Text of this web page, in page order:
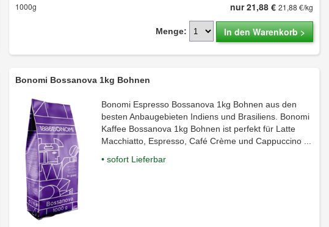
1000g nur 21,88 € 21,88 €/kg
Menge: In den Warenkorb >
Bonomi Bossanova 1kg Bohnen
Bonomi Espresso Bossanova 1kg Bohnen aus den
besten Anbaugebieten Indiens und Brasiliens. Bonomi
Kaffee Bossanova 1kg Bohnen ist perfekt für Latte
Macchiatto, Espresso, Café Crème und Cappuccino ...
• sofort Lieferbar